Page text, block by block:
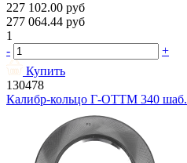
227 102.00 руб
277 064.44 руб
1
-
+
Купить
130478
Калибр-кольцо Г-ОТТМ 340 шаб.